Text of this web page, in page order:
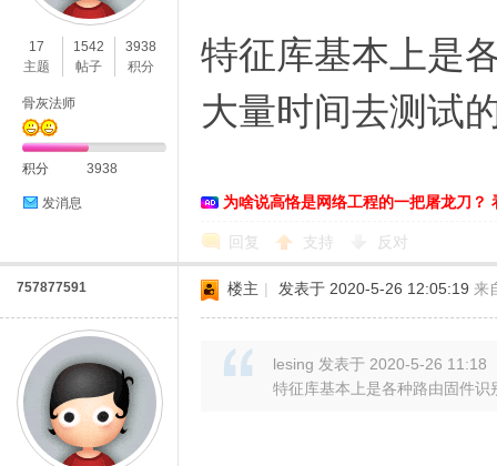
17
主题
1542
帖子
3938
积分
骨灰法师
积分 3938
发消息
特征库基本上是
大量时间去测试
为啥说高恪是网络工程的一把屠龙刀？
回复 支持 反对
757877591 楼主 | 发表于 2020-5-26 12:05:19 来
lesing 发表于 2020-5-26 11:18
特征库基本上是各种路由固件